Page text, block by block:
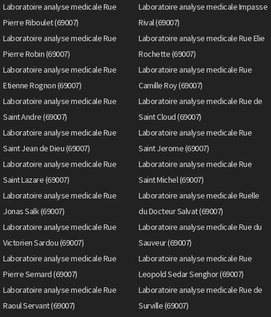
Laboratoire analyse medicale Rue
Pierre Riboulet (69007)
Laboratoire analyse medicale Impasse
Rival (69007)
Laboratoire analyse medicale Rue
Pierre Robin (69007)
Laboratoire analyse medicale Rue Elie
Rochette (69007)
Laboratoire analyse medicale Rue
Etienne Rognon (69007)
Laboratoire analyse medicale Rue
Camille Roy (69007)
Laboratoire analyse medicale Rue
Saint Andre (69007)
Laboratoire analyse medicale Rue de
Saint Cloud (69007)
Laboratoire analyse medicale Rue
Saint Jean de Dieu (69007)
Laboratoire analyse medicale Rue
Saint Jerome (69007)
Laboratoire analyse medicale Rue
Saint Lazare (69007)
Laboratoire analyse medicale Rue
Saint Michel (69007)
Laboratoire analyse medicale Rue
Jonas Salk (69007)
Laboratoire analyse medicale Ruelle
du Docteur Salvat (69007)
Laboratoire analyse medicale Rue
Victorien Sardou (69007)
Laboratoire analyse medicale Rue du
Sauveur (69007)
Laboratoire analyse medicale Rue
Pierre Semard (69007)
Laboratoire analyse medicale Rue
Leopold Sedar Senghor (69007)
Laboratoire analyse medicale Rue
Raoul Servant (69007)
Laboratoire analyse medicale Rue de
Surville (69007)